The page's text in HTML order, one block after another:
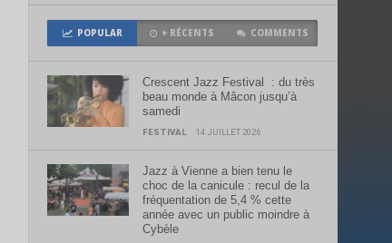
POPULAR + RÉCENTS COMMENTS
Crescent Jazz Festival : du très
beau monde à Mâcon jusqu’à
samedi
FESTIVAL 14 JUILLET 2026
Jazz à Vienne a bien tenu le
choc de la canicule : recul de la
fréquentation de 5,4 % cette
année avec un public moindre à
Cybèle